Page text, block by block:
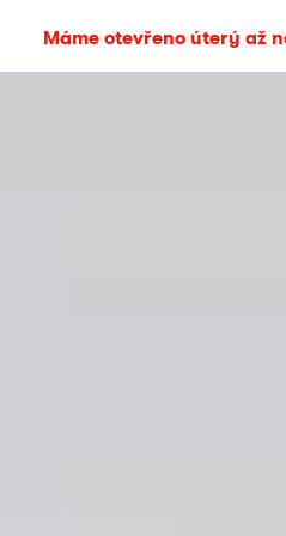
Máme otevřeno úterý až